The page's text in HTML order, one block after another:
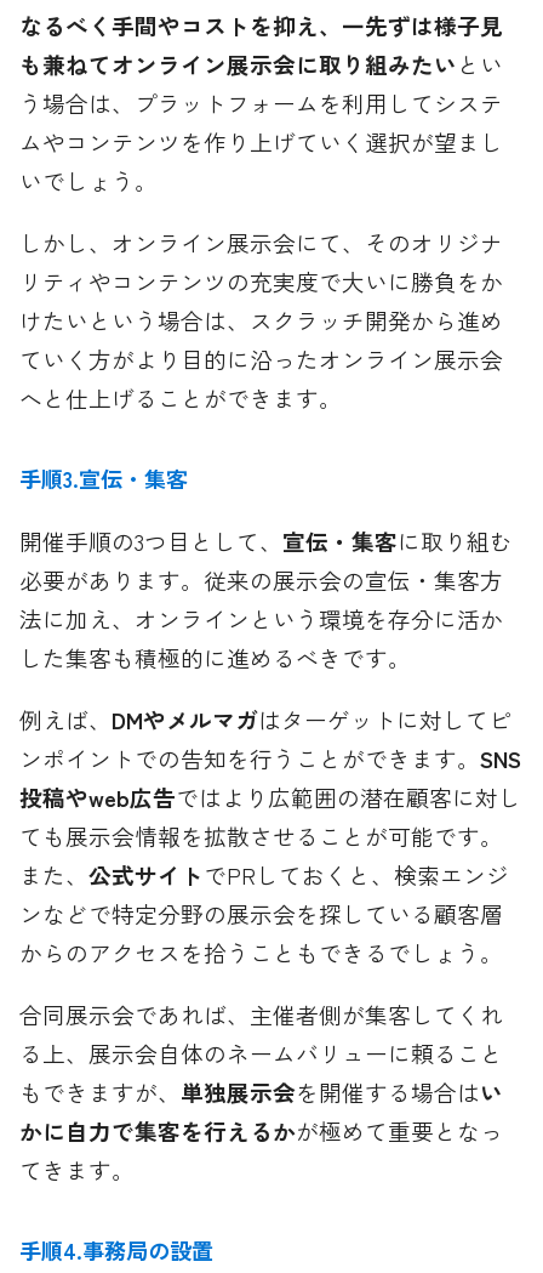
なるべく手間やコストを抑え、一先ずは様子見
も兼ねてオンライン展示会に取り組みたい とい
う場合は、プラットフォームを利用してシステ
ムやコンテンツを作り上げていく選択が望まし
いでしょう。
しかし、オンライン展示会にて、そのオリジナ
リティやコンテンツの充実度で大いに勝負をか
けたいという場合は、スクラッチ開発から進め
ていく方がより目的に沿ったオンライン展示会
へと仕上げることができます。
手順3.宣伝・集客
開催手順の3つ目として、 宣伝・集客に取り組む
必要があります。従来の展示会の宣伝・集客方
法に加え、オンラインという環境を存分に活か
した集客も積極的に進めるべきです。
例えば、 DMやメルマガはターゲットに対してピ
ンポイントでの告知を行うことができます。SNS
投稿やweb広告ではより広範囲の潜在顧客に対し
ても展示会情報を拡散させることが可能です。
また、公式サイトでPRしておくと、検索エンジ
ンなどで特定分野の展示会を探している顧客層
からのアクセスを拾うこともできるでしょう。
合同展示会であれば、主催者側が集客してくれ
る上、展示会自体のネームバリューに頼ること
もできますが、 単独展示会を開催する場合はい
かに自力で集客を行えるかが極めて重要となっ
てきます。
手順4.事務局の設置